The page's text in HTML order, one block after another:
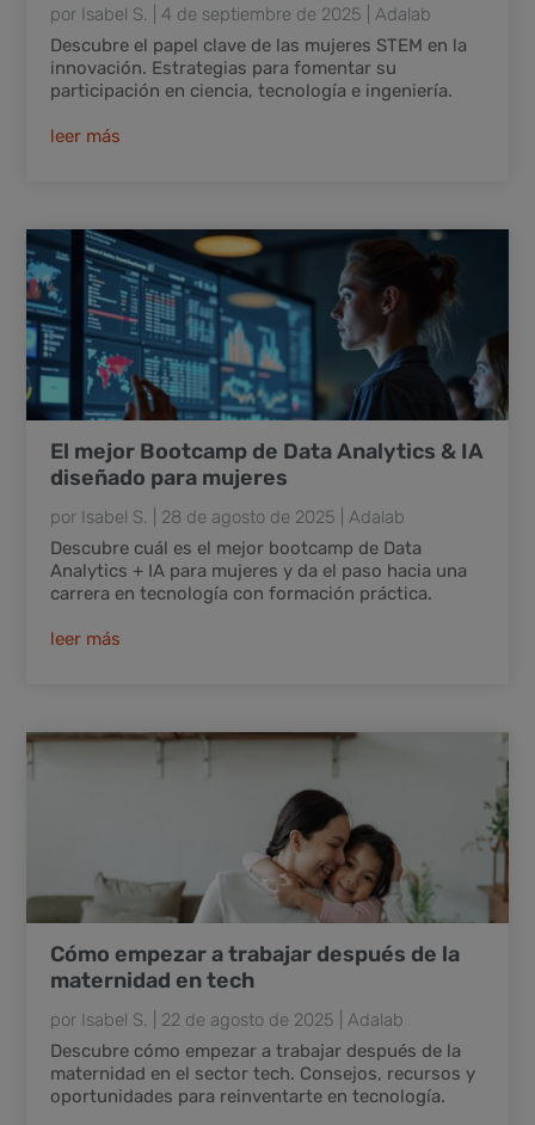
por Isabel S. |4 de septiembre de 2025 |Adalab
Descubre el papel clave de las mujeres STEM en la
innovación. Estrategias para fomentar su
participación en ciencia, tecnología e ingeniería.
leer más
El mejor Bootcamp de Data Analytics & IA
diseñado para mujeres
por Isabel S. 28 de agosto de 2025 |Adalab
Descubre cuál es el mejor bootcamp de Data
Analytics + IA para mujeres y da el paso hacia una
carrera en tecnología con formación práctica.
leer más
Cómo empezar a trabajar después de la
maternidad en tech
por Isabel S. 22 de agosto de 2025 |Adalab
Descubre cómo empezar a trabajar después de la
maternidad en el sector tech. Consejos, recursos y
oportunidades para reinventarte en tecnología.